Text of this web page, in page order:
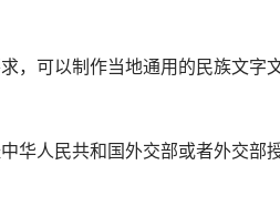
，可以制作当地通用的民族文字
人民共和国外交部或者外交部